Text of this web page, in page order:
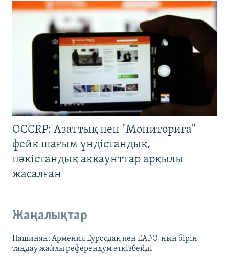
OCCRP: Азаттық пен "Мониториға"
фейк шағым үндістандық,
пәкістандық аккаунттар арқылы
жасалған
Жаңалықтар
Пашинян: Армения Еуроодақ пен ЕАЭО-ның бірін
таңдау жайлы референдум өткізбейді